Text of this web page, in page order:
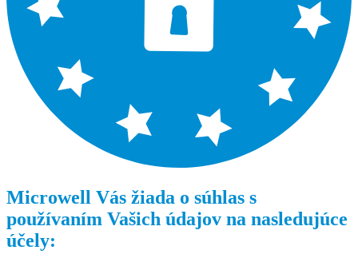
Microwell Vás žiada o súhlas s
používaním Vašich údajov na nasledujúce
účely: